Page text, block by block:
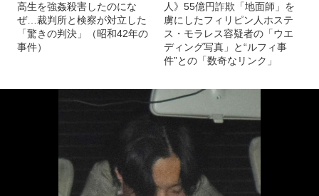
高生を強姦殺害したのにな
ぜ…裁判所と検察が対立した
「驚きの判決」（昭和42年の
事件）
人》55億円詐欺「地面師」を
虜にしたフィリピン人ホステ
ス・モラレス容疑者の「ウエ
ディング写真」と“ルフィ事
件”との「数奇なリンク」